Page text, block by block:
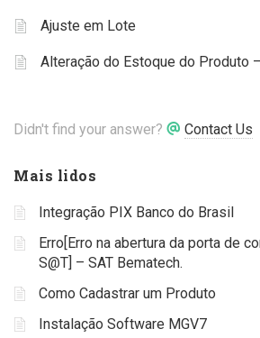
Ajuste em Lote
Alteração do Estoque do Produto
Didn't find your answer? Contact Us
Mais lidos
Integração PIX Banco do Brasil
Erro[Erro na abertura da porta de
S@T] – SAT Bematech.
Como Cadastrar um Produto
Instalação Software MGV7